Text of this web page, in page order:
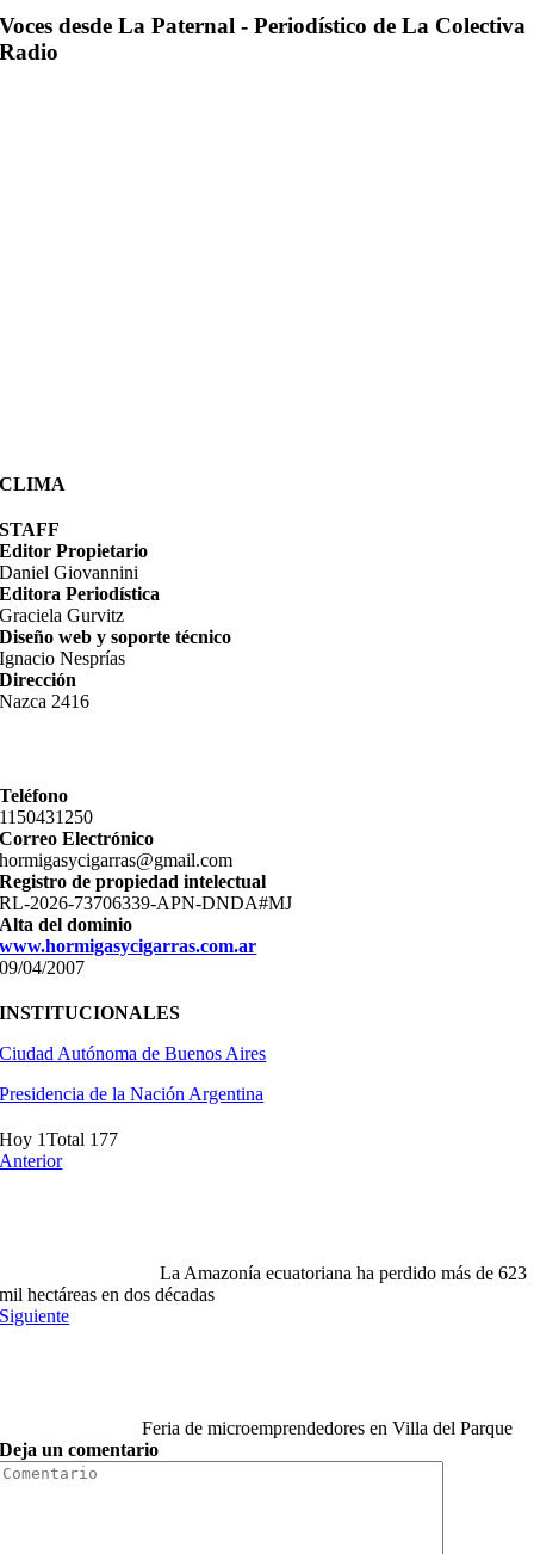
Voces desde La Paternal - Periodístico de La Colectiva
Radio
CLIMA
STAFF
Editor Propietario
Daniel Giovannini
Editora Periodística
Graciela Gurvitz
Diseño web y soporte técnico
Ignacio Nesprías
Dirección
Nazca 2416
Teléfono
11­50431250
Correo Electrónico
hormigasycigarras@gmail.com
Registro de propiedad intelectual
RL-2026-73706339-APN-DNDA#MJ
Alta del dominio
www.hormigasycigarras.com.ar
09/04/2007
INSTITUCIONALES
Ciudad Autónoma de Buenos Aires
Presidencia de la Nación Argentina
Hoy 1Total 177
Anterior
La Amazonía ecuatoriana ha perdido más de 623
mil hectáreas en dos décadas
Siguiente
Feria de microemprendedores en Villa del Parque
Deja un comentario